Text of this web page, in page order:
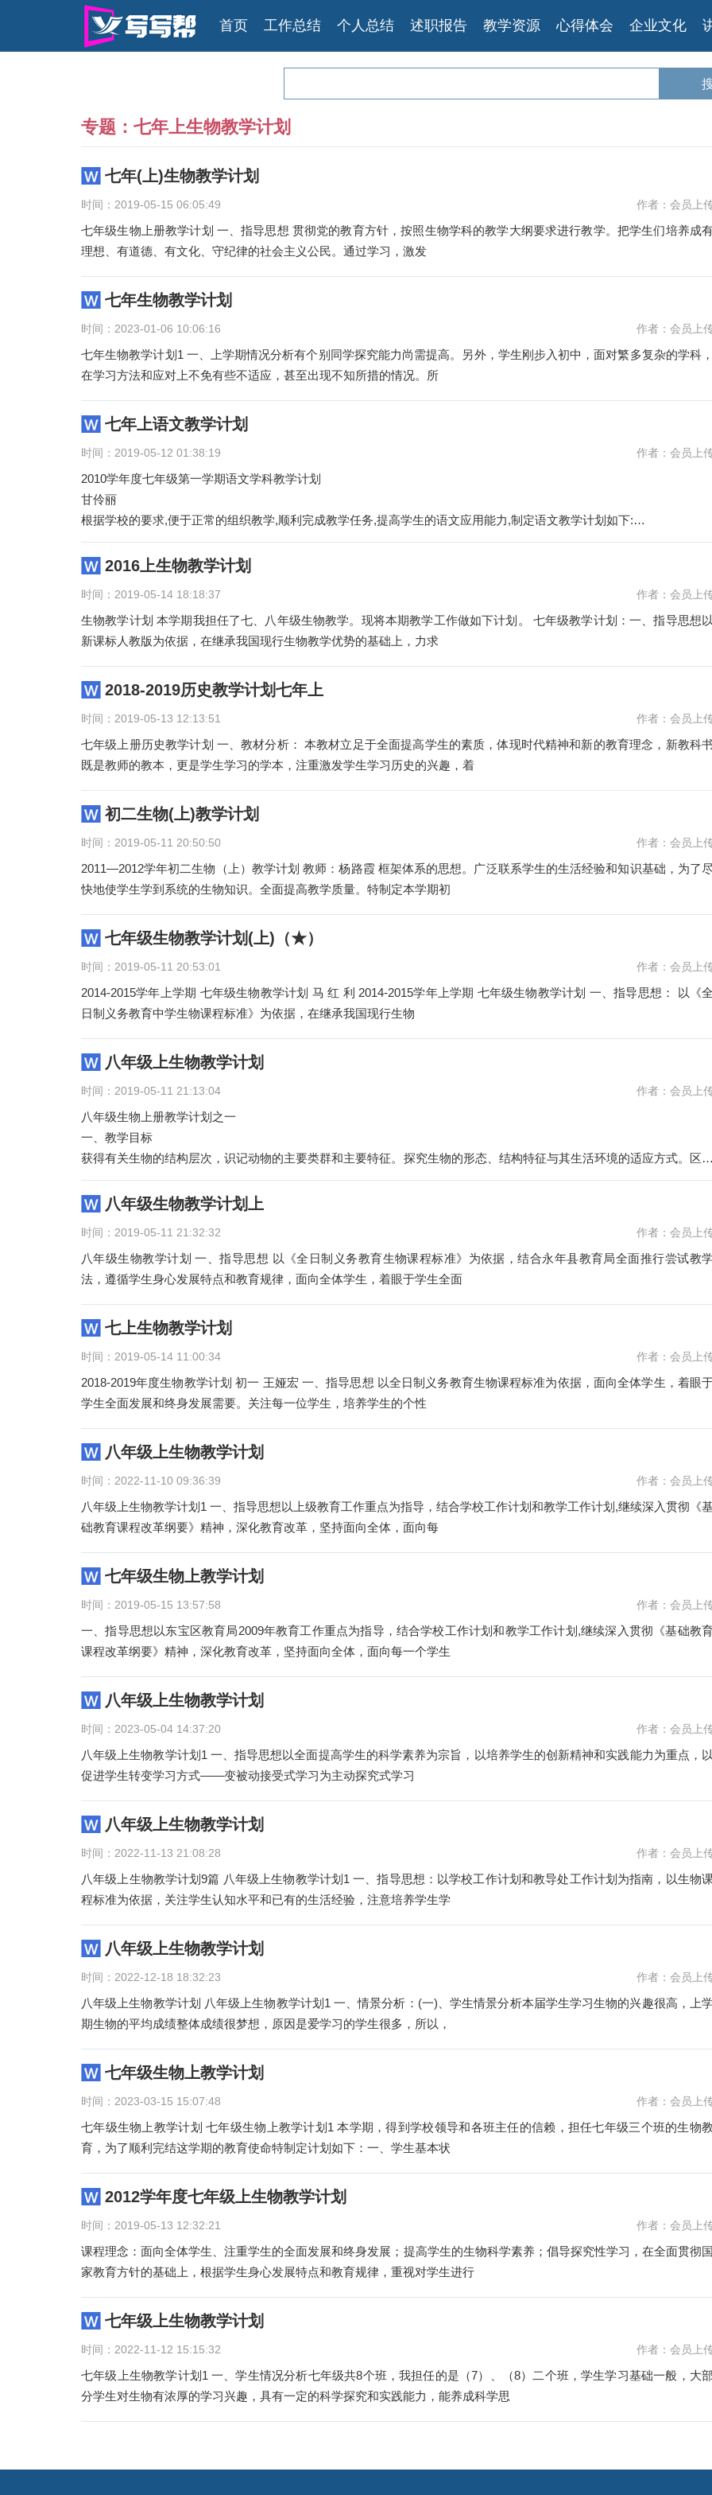
首页 工作总结 个人总结 述职报告 教学资源 心得体会 企业文化
专题：七年上生物教学计划
七年(上)生物教学计划
时间：2019-05-15 06:05:49 作者：会员上
七年级生物上册教学计划 一、指导思想 贯彻党的教育方针，按照生物学科的教学大纲要求进行教学。把学生们培养成
理想、有道德、有文化、守纪律的社会主义公民。通过学习，激发
七年生物教学计划
时间：2023-01-06 10:06:16 作者：会员上
七年生物教学计划1 一、上学期情况分析有个别同学探究能力尚需提高。另外，学生刚步入初中，面对繁多复杂的学科，
在学习方法和应对上不免有些不适应，甚至出现不知所措的情况。所
七年上语文教学计划
时间：2019-05-12 01:38:19 作者：会员上
2010学年度七年级第一学期语文学科教学计划
甘伶丽
根据学校的要求,便于正常的组织教学,顺利完成教学任务,提高学生的语文应用能力,制定语文教学计划如下:
一、基本情况
七
2016上生物教学计划
时间：2019-05-14 18:18:37 作者：会员上
生物教学计划 本学期我担任了七、八年级生物教学。现将本期教学工作做如下计划。 七年级教学计划：一、指导思想以
新课标人教版为依据，在继承我国现行生物教学优势的基础上，力求
2018-2019历史教学计划七年上
时间：2019-05-13 12:13:51 作者：会员上
七年级上册历史教学计划 一、教材分析： 本教材立足于全面提高学生的素质，体现时代精神和新的教育理念，新教科书
既是教师的教本，更是学生学习的学本，注重激发学生学习历史的兴趣，着
初二生物(上)教学计划
时间：2019-05-11 20:50:50 作者：会员上
2011—2012学年初二生物（上）教学计划 教师：杨路霞 框架体系的思想。广泛联系学生的生活经验和知识基础，为了尽
快地使学生学到系统的生物知识。全面提高教学质量。特制定本学期初
七年级生物教学计划(上)（★）
时间：2019-05-11 20:53:01 作者：会员上
2014-2015学年上学期 七年级生物教学计划 马 红 利 2014-2015学年上学期 七年级生物教学计划 一、指导思想： 以《全
日制义务教育中学生物课程标准》为依据，在继承我国现行生物
八年级上生物教学计划
时间：2019-05-11 21:13:04 作者：会员上
八年级生物上册教学计划之一
一、教学目标
获得有关生物的结构层次，识记动物的主要类群和主要特征。探究生物的形态、结构特征与其生活环境的适应方式。区分
不同类群的生物。
八年级生物教学计划上
时间：2019-05-11 21:32:32 作者：会员上
八年级生物教学计划 一、指导思想 以《全日制义务教育生物课程标准》为依据，结合永年县教育局全面推行尝试教
法，遵循学生身心发展特点和教育规律，面向全体学生，着眼于学生全面
七上生物教学计划
时间：2019-05-14 11:00:34 作者：会员上
2018-2019年度生物教学计划 初一 王娅宏 一、指导思想 以全日制义务教育生物课程标准为依据，面向全体学生，着眼
学生全面发展和终身发展需要。关注每一位学生，培养学生的个性
八年级上生物教学计划
时间：2022-11-10 09:36:39 作者：会员上
八年级上生物教学计划1 一、指导思想以上级教育工作重点为指导，结合学校工作计划和教学工作计划,继续深入贯彻《基
础教育课程改革纲要》精神，深化教育改革，坚持面向全体，面向每
七年级生物上教学计划
时间：2019-05-15 13:57:58 作者：会员上
一、指导思想以东宝区教育局2009年教育工作重点为指导，结合学校工作计划和教学工作计划,继续深入贯彻《基础教
课程改革纲要》精神，深化教育改革，坚持面向全体，面向每一个学生
八年级上生物教学计划
时间：2023-05-04 14:37:20 作者：会员上
八年级上生物教学计划1 一、指导思想以全面提高学生的科学素养为宗旨，以培养学生的创新精神和实践能力为重点，以
促进学生转变学习方式——变被动接受式学习为主动探究式学习
八年级上生物教学计划
时间：2022-11-13 21:08:28 作者：会员上
八年级上生物教学计划9篇 八年级上生物教学计划1 一、指导思想：以学校工作计划和教导处工作计划为指南，以生物
程标准为依据，关注学生认知水平和已有的生活经验，注意培养学生学
八年级上生物教学计划
时间：2022-12-18 18:32:23 作者：会员上
八年级上生物教学计划 八年级上生物教学计划1 一、情景分析：(一)、学生情景分析本届学生学习生物的兴趣很高，上
期生物的平均成绩整体成绩很梦想，原因是爱学习的学生很多，所以，
七年级生物上教学计划
时间：2023-03-15 15:07:48 作者：会员上
七年级生物上教学计划 七年级生物上教学计划1 本学期，得到学校领导和各班主任的信赖，担任七年级三个班的生物教
育，为了顺利完结这学期的教育使命特制定计划如下：一、学生基本状
2012学年度七年级上生物教学计划
时间：2019-05-13 12:32:21 作者：会员上
课程理念：面向全体学生、注重学生的全面发展和终身发展；提高学生的生物科学素养；倡导探究性学习，在全面贯彻国
家教育方针的基础上，根据学生身心发展特点和教育规律，重视对学生进行
七年级上生物教学计划
时间：2022-11-12 15:15:32 作者：会员上
七年级上生物教学计划1 一、学生情况分析七年级共8个班，我担任的是（7）、（8）二个班，学生学习基础一般，大部
分学生对生物有浓厚的学习兴趣，具有一定的科学探究和实践能力，能养成科学思
导